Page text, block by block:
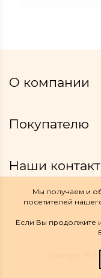
О компании
Покупателю
Наши
Мы получаем и
посетителей
Если Вы продолжите
Copyright ©